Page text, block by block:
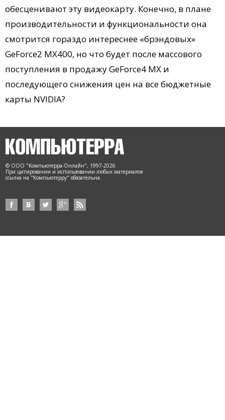
обесценивают эту видеокарту. Конечно, в плане
производительности и функциональности она
смотрится гораздо интереснее «брэндовых»
GeForce2 MX400, но что будет после массового
поступления в продажу GeForce4 MX и
последующего снижения цен на все бюджетные
карты NVIDIA?
© ООО "Компьютерра-Онлайн", 1997-2026
При цитировании и использовании любых материалов
ссылка на "Компьютерру" обязательна.